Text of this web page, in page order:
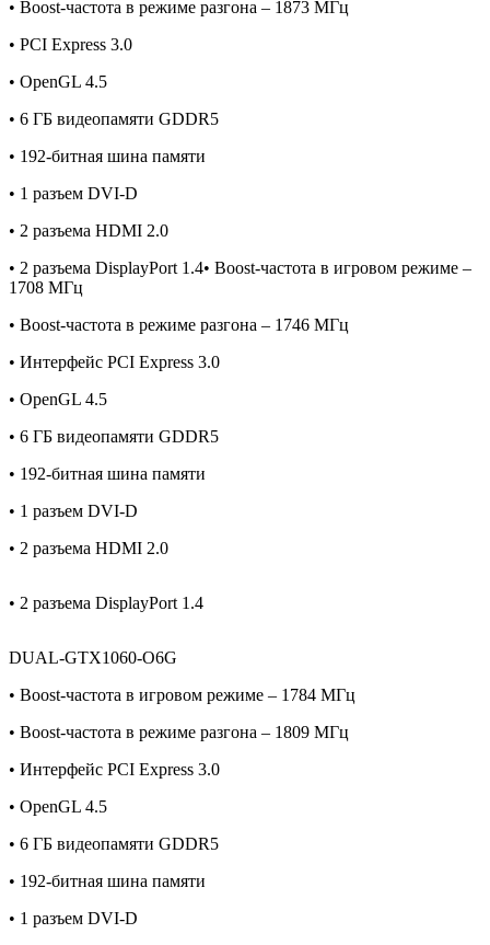
• Boost-частота в режиме разгона – 1873 МГц
• PCI Express 3.0
• OpenGL 4.5
• 6 ГБ видеопамяти GDDR5
• 192-битная шина памяти
• 1 разъем DVI-D
• 2 разъема HDMI 2.0
• 2 разъема DisplayPort 1.4• Boost-частота в игровом режиме –
1708 МГц
• Boost-частота в режиме разгона – 1746 МГц
• Интерфейс PCI Express 3.0
• OpenGL 4.5
• 6 ГБ видеопамяти GDDR5
• 192-битная шина памяти
• 1 разъем DVI-D
• 2 разъема HDMI 2.0
• 2 разъема DisplayPort 1.4
DUAL-GTX1060-O6G
• Boost-частота в игровом режиме – 1784 МГц
• Boost-частота в режиме разгона – 1809 МГц
• Интерфейс PCI Express 3.0
• OpenGL 4.5
• 6 ГБ видеопамяти GDDR5
• 192-битная шина памяти
• 1 разъем DVI-D